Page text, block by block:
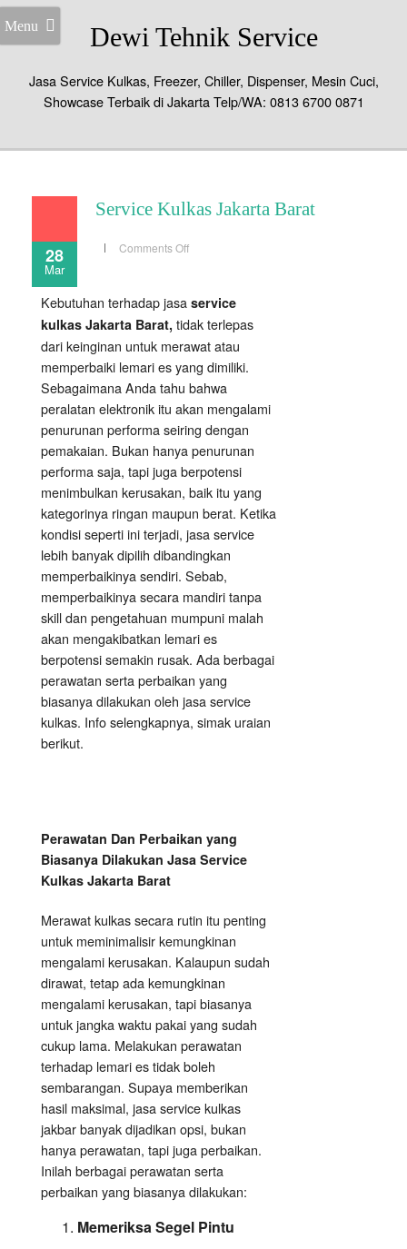
Menu Dewi Tehnik Service
Jasa Service Kulkas, Freezer, Chiller, Dispenser, Mesin Cuci,
Showcase Terbaik di Jakarta Telp/WA: 0813 6700 0871
28
Mar
Service Kulkas Jakarta Barat
Comments Offon
Kebutuhan terhadap jasa service
kulkas Jakarta Barat, tidak terlepas
dari keinginan untuk merawat atau
memperbaiki lemari es yang dimiliki.
Sebagaimana Anda tahu bahwa
peralatan elektronik itu akan mengalami
penurunan performa seiring dengan
pemakaian. Bukan hanya penurunan
performa saja, tapi juga berpotensi
menimbulkan kerusakan, baik itu yang
kategorinya ringan maupun berat. Ketika
kondisi seperti ini terjadi, jasa service
lebih banyak dipilih dibandingkan
memperbaikinya sendiri. Sebab,
memperbaikinya secara mandiri tanpa
skill dan pengetahuan mumpuni malah
akan mengakibatkan lemari es
berpotensi semakin rusak. Ada berbagai
perawatan serta perbaikan yang
biasanya dilakukan oleh jasa service
kulkas. Info selengkapnya, simak uraian
berikut.
Perawatan Dan Perbaikan yang
Biasanya Dilakukan Jasa Service
Kulkas Jakarta Barat
Merawat kulkas secara rutin itu penting
untuk meminimalisir kemungkinan
mengalami kerusakan. Kalaupun sudah
dirawat, tetap ada kemungkinan
mengalami kerusakan, tapi biasanya
untuk jangka waktu pakai yang sudah
cukup lama. Melakukan perawatan
terhadap lemari es tidak boleh
sembarangan. Supaya memberikan
hasil maksimal, jasa service kulkas
jakbar banyak dijadikan opsi, bukan
hanya perawatan, tapi juga perbaikan.
Inilah berbagai perawatan serta
perbaikan yang biasanya dilakukan:
Memeriksa Segel Pintu